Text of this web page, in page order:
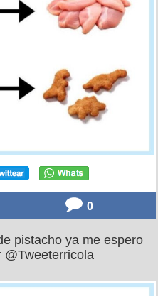
0
pistacho ya me espero